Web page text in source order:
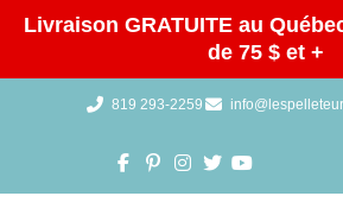
AllerLivraison GRATUITE au
de 75 $ et +
819 293-2259